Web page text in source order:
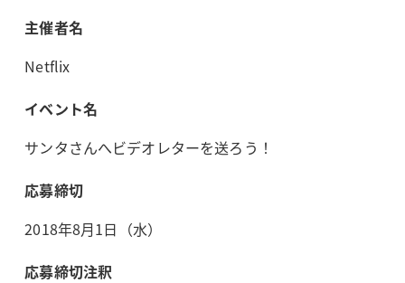
主催者名
Netflix
イベント名
サンタさんへビデオレターを送ろう！
応募締切
2018年8月1日（水）
応募締切注釈